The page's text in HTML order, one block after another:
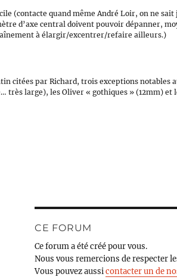
(contacte quand même André Loir, on ne
d’axe central doivent pouvoir dépanner,
à élargir/excentrer/refaire ailleurs.)
citées par Richard, trois exceptions notables
très large), les Oliver « gothiques » (12mm) et
CE FORUM
Ce forum a été créé pour vous.
Nous vous remercions de respecter
Vous pouvez aussicontacter un de